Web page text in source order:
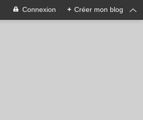
Connexion + Créer mon blog